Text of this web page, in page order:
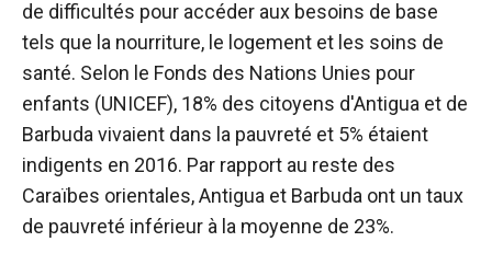
de difficultés pour accéder aux besoins de base
tels que la nourriture, le logement et les soins de
santé. Selon le Fonds des Nations Unies pour
enfants (UNICEF), 18% des citoyens d'Antigua et de
Barbuda vivaient dans la pauvreté et 5% étaient
indigents en 2016. Par rapport au reste des
Caraïbes orientales, Antigua et Barbuda ont un taux
de pauvreté inférieur à la moyenne de 23%.